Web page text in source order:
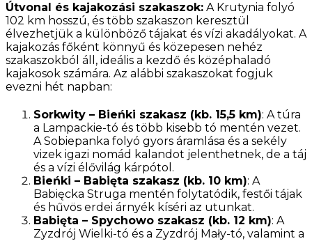
Útvonal és kajakozási szakaszok: A Krutynia folyó
102 km hosszú, és több szakaszon keresztül
élvezhetjük a különböző tájakat és vízi akadályokat. A
kajakozás főként könnyű és közepesen nehéz
szakaszokból áll, ideális a kezdő és középhaladó
kajakosok számára. Az alábbi szakaszokat fogjuk
evezni hét napban:
Sorkwity – Bieńki szakasz (kb. 15,5 km): A túra
a Lampackie-tó és több kisebb tó mentén vezet.
A Sobiepanka folyó gyors áramlása és a sekély
vizek igazi nomád kalandot jelenthetnek, de a táj
és a vízi élővilág kárpótol.
Bieńki – Babięta szakasz (kb. 10 km): A
Babięcka Struga mentén folytatódik, festői tájak
és hűvös erdei árnyék kíséri az utunkat.
Babięta – Spychowo szakasz (kb. 12 km): A
Zyzdrój Wielki-tó és a Zyzdrój Mały-tó, valamint a